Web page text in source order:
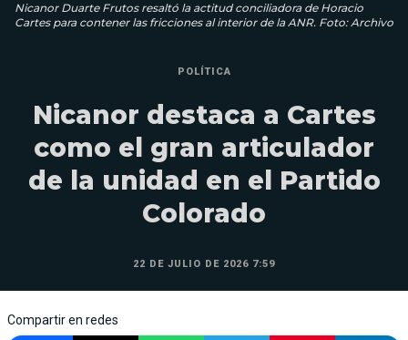
Nicanor Duarte Frutos resaltó la actitud conciliadora de Horacio
Cartes para contener las fricciones al interior de la ANR. Foto: Archivo
POLÍTICA
Nicanor destaca a Cartes
como el gran articulador
de la unidad en el Partido
Colorado
22 DE JULIO DE 2026 7:59
Compartir en redes